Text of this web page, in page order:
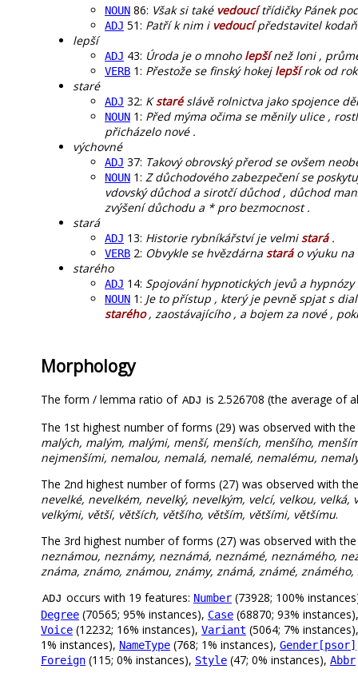
NOUN 86: Však si také vedoucítřídičky Pánek
ADJ 51: Patří k nim i vedoucípředstavitel
lepší
ADJ 43: Úroda je o mnoho lepšínež loni ,
VERB 1: Přestože se finský hokej lepšírok od
staré
ADJ 32: Kstaréslávě rolnictva jako spojence
NOUN 1: Před mýma očima se měnily ulice ,
přicházelo nové .
výchovné
ADJ 37: Takový obrovský přerod se ovšem
NOUN 1: Z důchodového zabezpečení se
vdovský důchod a sirotčí důchod , důchod
zvýšení důchodu a * pro bezmocnost .
stará
ADJ 13: Historie rybníkářství je velmistará.
VERB 2: Obvykle se hvězdárna staráo výuku na
starého
ADJ 14: Spojování hypnotických jevů a
NOUN 1: Je to přístup , který je pevně spjat s
starého, zaostávajícího , a bojem za nové ,
Morphology
The form / lemma ratio of ADJ is 2.526708 (the average of
The 1st highest number of forms (29) was observed with the
malých, malým, malými, menší, menších, menšího,
nejmenšími, nemalou, nemalá, nemalé, nemalému,
The 2nd highest number of forms (27) was observed with
nevelké, nevelkém, nevelký, nevelkým, velcí, velkou,
velkými, větší, větších, většího, větším, většími, většímu.
The 3rd highest number of forms (27) was observed with
neznámou, neznámy, neznámá, neznámé, neznámého,
známa, známo, známou, známy, známá, známé,
ADJ occurs with 19 features: Number (73928; 100%
Degree (70565; 95% instances), Case (68870; 93%
Voice (12232; 16% instances), Variant (5064; 7%
1% instances), NameType (768; 1% instances), Gender[psor]
Foreign (115; 0% instances), Style (47; 0% instances), Abbr